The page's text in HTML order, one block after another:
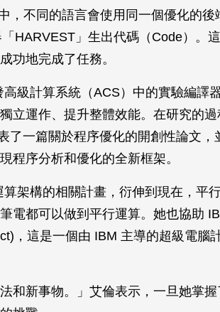
，不同的語言會使用同一個優化的後
「HARVEST」生出代碼（Code）。
功地完成了任務。
級計算系統（ACS）中的實驗編譯
立運作、提升整體效能。在研究的
了一篇關於程序優化的開創性論文，
程序分析和優化的全新框架。
架構的相關計畫，衍伸到現在，平
電都可以做到平行運算。她也協助
，這是一個由 IBM 主導的超級電腦
和新事物。」艾倫表示，一旦她掌握